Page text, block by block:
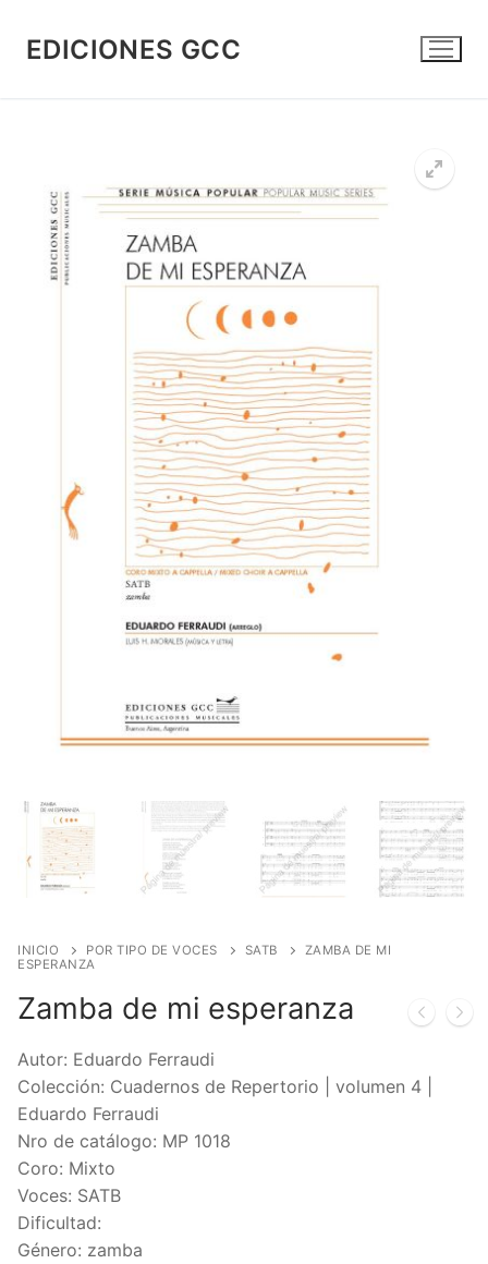
contenido
EDICIONES GCC
INICIO POR TIPO DE VOCES SATB
ZAMBA DE MI
ESPERANZA
Zamba de mi esperanza
Autor: Eduardo Ferraudi
Colección: Cuadernos de Repertorio | volumen 4 |
Eduardo Ferraudi
Nro de catálogo: MP 1018
Coro: Mixto
Voces: SATB
Dificultad:
Género: zamba